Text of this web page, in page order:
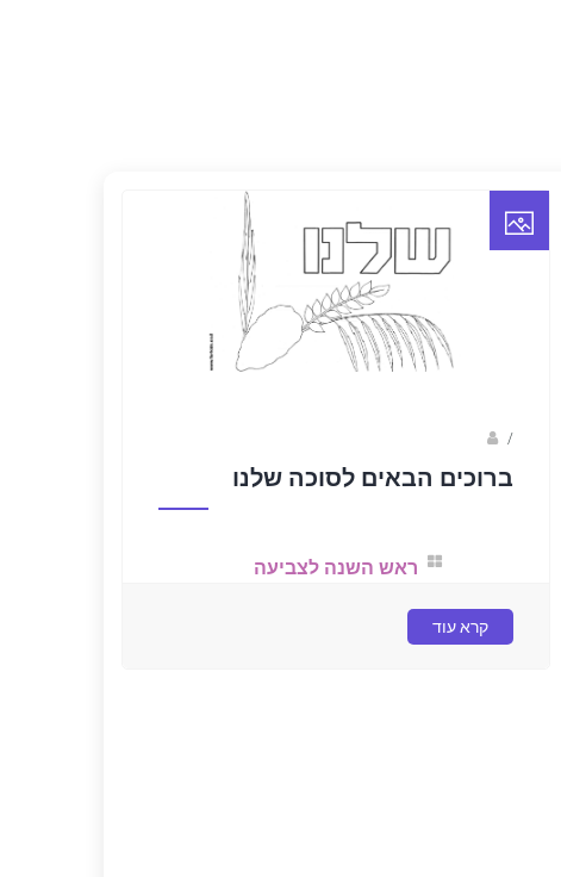
/
ברוכים הבאים לסוכה שלנו
ראש השנה לצביעה
קרא עוד